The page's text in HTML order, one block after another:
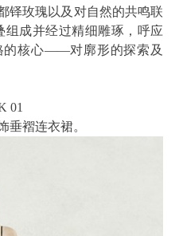
铎玫瑰以及对自然的共鸣联
组成并经过精细雕琢，呼应
的核心——对廓形的探索及
01
垂褶连衣裙。